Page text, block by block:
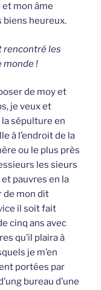
mon âme
biens heureux.
rencontré les
monde !
de moy et
je veux et
sépulture en
à l’endroit de la
ou le plus près
les sieurs
pauvres en la
de mon dit
il soit fait
cinq ans avec
qu’il plaira à
je m’en
portées par
bureau d’une